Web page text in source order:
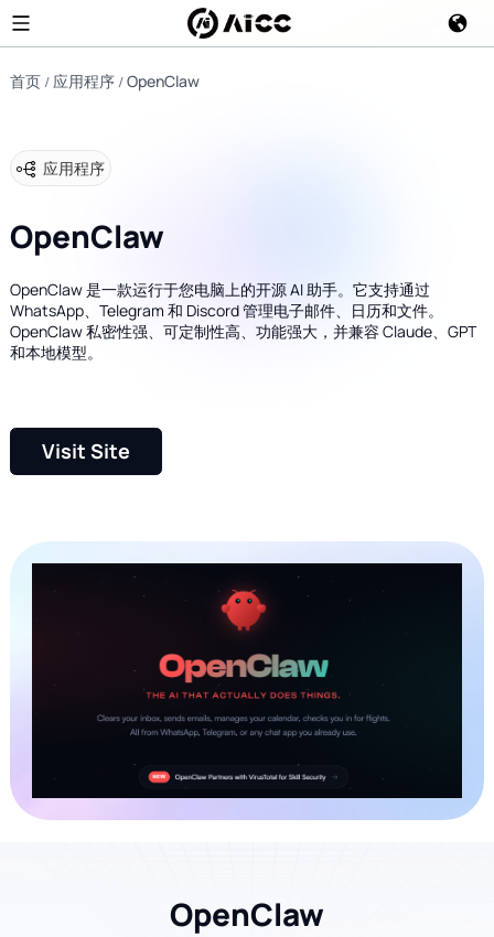
首页 应用程序 OpenClaw
应用程序
OpenClaw
OpenClaw 是一款运行于您电脑上的开源 AI 助手。它支持通过
WhatsApp、Telegram 和 Discord 管理电子邮件、日历和文件。
OpenClaw 私密性强、可定制性高、功能强大，并兼容 Claude、GPT
和本地模型。
Visit Site
OpenClaw